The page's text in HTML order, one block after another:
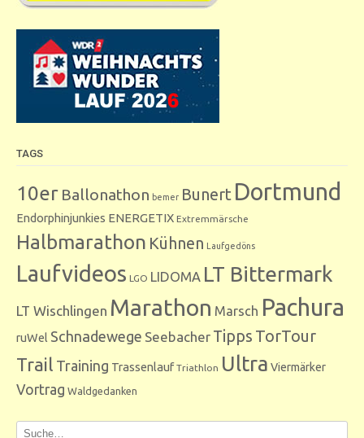
TAGS
10er Ballonathon bemer Bunert Dortmund
Endorphinjunkies ENERGETIX Extremmärsche
Halbmarathon Kühnen Laufgedöns
Laufvideos LGO LIDOMA LT Bittermark
LT Wischlingen Marathon Marsch Pachura
ruWel Schnadewege Seebacher Tipps TorTour
Trail Training Trassenlauf Triathlon Ultra Viermärker
Vortrag Waldgedanken